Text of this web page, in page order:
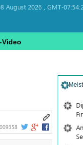
August 2026 , GMT-
Video